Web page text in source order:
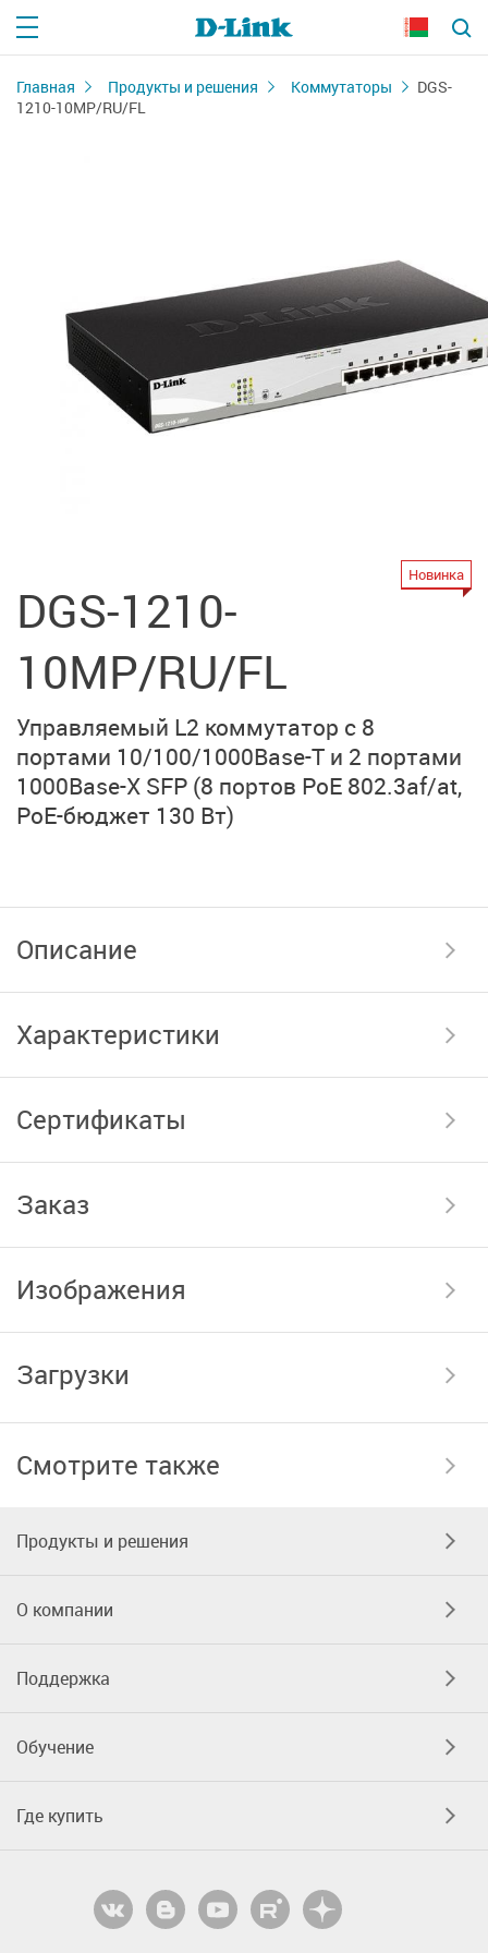
Главная Продукты и решения Коммутаторы
DGS-
1210-10MP/RU/FL
DGS-1210-
10MP/RU/FL
Новинка
Управляемый L2 коммутатор с 8
портами 10/100/1000Base-T и 2 портами
1000Base-Х SFP (8 портов PoE 802.3af/at,
PoE-бюджет 130 Вт)
Описание
Характеристики
Сертификаты
Заказ
Изображения
Загрузки
Смотрите также
Продукты и решения
О компании
Поддержка
Обучение
Где купить